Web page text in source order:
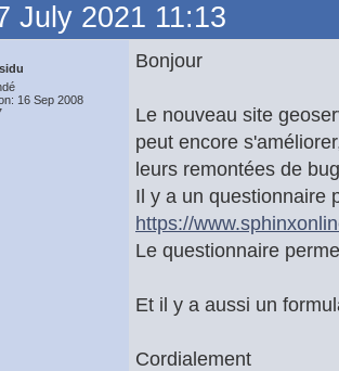
July 2021 11:13
16 Sep 2008
Bonjour
Le nouveau site
peut encore
leurs remontées de
Il y a un questionnaire
https://
Le questionnaire
Et il y a aussi un
Cordialement